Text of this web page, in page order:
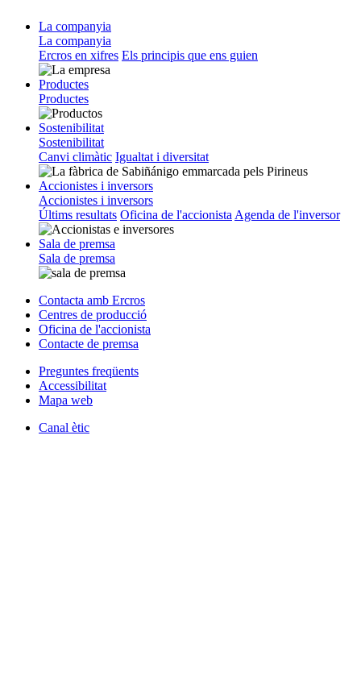
La companyia
La companyia
Ercros en xifres Els principis que ens guien
Productes
Productes
Sostenibilitat
Sostenibilitat
Canvi climàtic Igualtat i diversitat
Accionistes i inversors
Accionistes i inversors
Últims resultats Oficina de l'accionista Agenda de l'inversor
Sala de premsa
Sala de premsa
Contacta amb Ercros
Centres de producció
Oficina de l'accionista
Contacte de premsa
Preguntes freqüents
Accessibilitat
Mapa web
Canal ètic